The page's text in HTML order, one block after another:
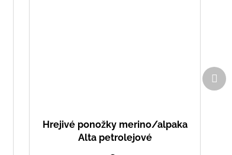
Hrejivé ponožky merino/alpaka
Alta petrolejové